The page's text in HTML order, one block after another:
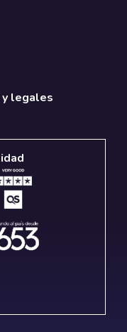
legales